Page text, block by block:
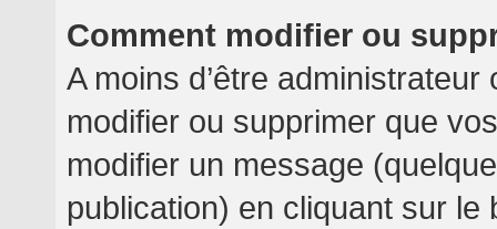
Comment modifier ou
A moins d’être
modifier ou supprimer que
modifier un message
publication) en cliquant sur le